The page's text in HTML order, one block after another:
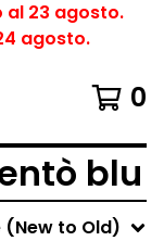
al 23 agosto.
agosto.
0
blu
(New to Old)